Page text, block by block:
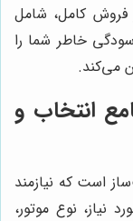
فروش کامل، شامل
خاطر شما را
می‌کند.
انتخاب و
است که نیازمند
نیاز، نوع موتور،